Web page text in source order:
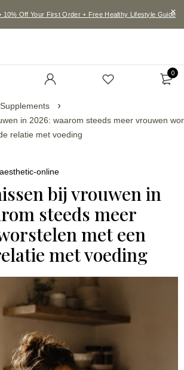
10% Off Your First Order + Free Healthy Lifestyle Guide
0
in 2026: waarom steeds meer vrouwen wor
relatie met voeding
aesthetic-online
bij vrouwen in
steeds meer
met een
met voeding